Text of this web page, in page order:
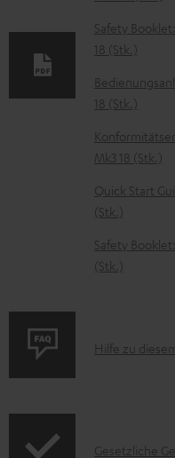
n
t
e
z
u
m
H
e
r
u
e
d
Safety
18 (Stk.)
18 (Stk.)
Mk3 18 (Stk.)
Quick Start
(Stk.)
Safety
(Stk.)
P
Hilfe zu
IGesetzliche